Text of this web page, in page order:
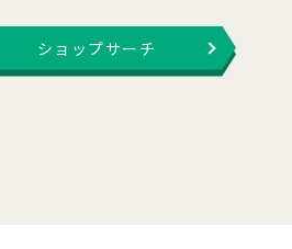
ショップサーチ